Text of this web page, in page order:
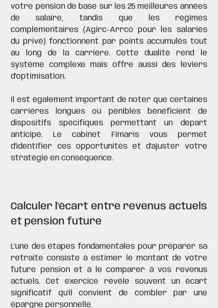
votre pension de base sur les 25 meilleures années
de salaire, tandis que les régimes
complémentaires (Agirc-Arrco pour les salariés
du privé) fonctionnent par pointsaccumulés tout
au long de la carrière. Cette dualité rend le
système complexe mais offre aussi des leviers
d'optimisation.
Il est également important de noter que certaines
carrières longues ou péniblesbénéficient de
dispositifs spécifiques permettant un départ
anticipé. Le cabinet Fimaris vous permet
d'identifier ces opportunités et d'ajuster votre
stratégie en conséquence.
Calculer l'écart entre revenus actuels
et pension future
L'une des étapes fondamentales pour préparer sa
retraite consiste à estimer le montant de votre
future pension et à le comparer à vos revenus
actuels. Cet exercice révèle souvent un écart
significatif qu'il convient de combler par une
épargne personnelle.